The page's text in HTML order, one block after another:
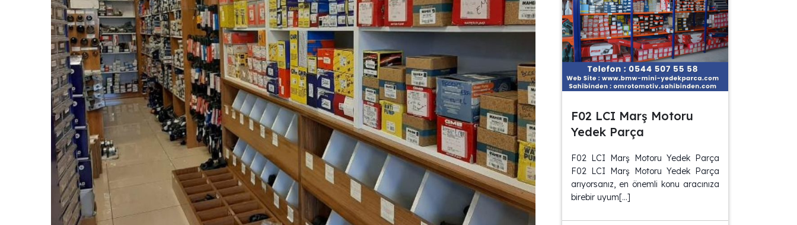
F02 LCI Marş Motoru
Yedek Parça
F02 LCI Marş Motoru Yedek Parça
F02 LCI Marş Motoru Yedek Parça
arıyorsanız, en önemli konu aracınıza
birebir uyum[…]